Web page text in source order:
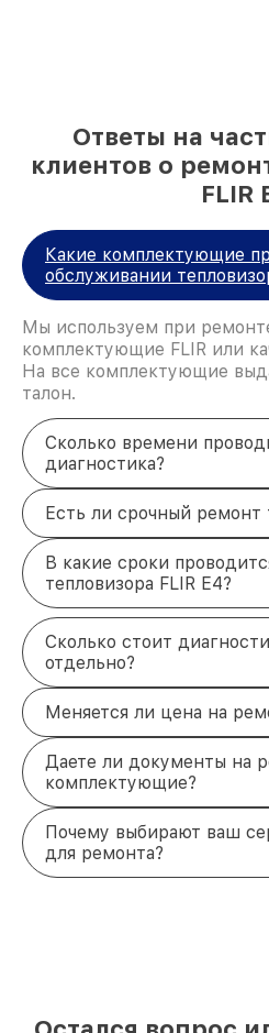
Ответы на
клиентов о
FLIR
Какие комплектующие
обслуживании
Мы используем при
комплектующие FLIR или
На все комплектующие
талон.
Сколько времени
диагностика?
Есть ли срочный ремонт
В какие сроки
тепловизора FLIR E4?
Сколько стоит
отдельно?
Меняется ли цена на
Даете ли документы на
комплектующие?
Почему выбирают ваш
для ремонта?